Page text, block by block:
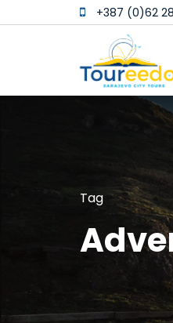
+387 (0)62
Tag